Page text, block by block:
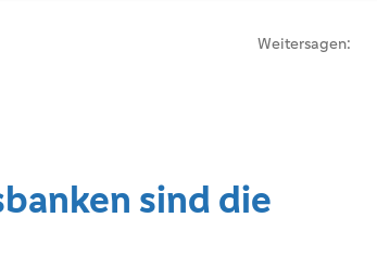
Weitersagen:
sind die